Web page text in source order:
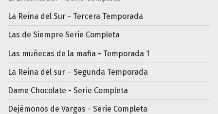
La Reina del Sur - Tercera Temporada
Las de Siempre Serie Completa
Las muñecas de la mafia - Temporada 1
La Reina del sur – Segunda Temporada
Dame Chocolate - Serie Completa
Dejémonos de Vargas - Serie Completa